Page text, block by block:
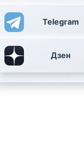
Telegram
Дзен